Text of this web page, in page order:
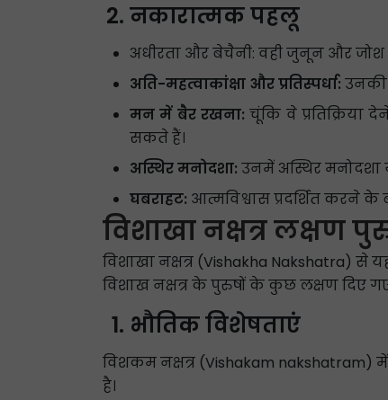
नकारात्मक पहलू
अधीरता और बेचैनी: वही जुनून और
अति-महत्वाकांक्षा और प्रतिस्पर्धा: उनकी
मन में बैर रखना: चूंकि वे
सकते हैं।
अस्थिर मनोदशा: उनमें अस्थिर मनोदशा
घबराहट: आत्मविश्वास प्रदर्शित
विशाखा नक्षत्र लक्षण
विशाखा नक्षत्र (Vishakha Nakshatra)
विशाख नक्षत्र के पुरुषों के कुछ लक्षण दिए
भौतिक विशेषताएं
विशकम नक्षत्र (Vishakam
है।